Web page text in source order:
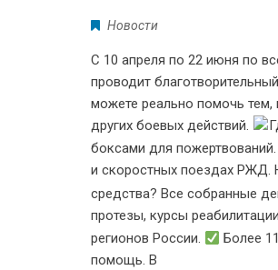
Новости
С 10 апреля по 22 июня по
проводит
можете реально помочь
других боевых действий.
боксами для
и скоростных поездах РЖД.
средства? Все собранные
протезы, курсы
регионов России.
Более
помощь. В